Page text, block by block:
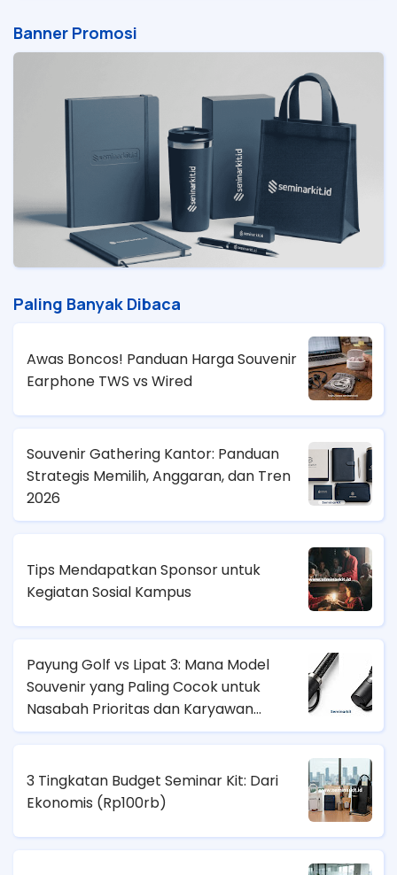
Banner Promosi
Paling Banyak Dibaca
Awas Boncos! Panduan Harga Souvenir
Earphone TWS vs Wired
Souvenir Gathering Kantor: Panduan
Strategis Memilih, Anggaran, dan Tren
2026
Tips Mendapatkan Sponsor untuk
Kegiatan Sosial Kampus
Payung Golf vs Lipat 3: Mana Model
Souvenir yang Paling Cocok untuk
Nasabah Prioritas dan Karyawan
Lapangan?
3 Tingkatan Budget Seminar Kit: Dari
Ekonomis (Rp100rb)